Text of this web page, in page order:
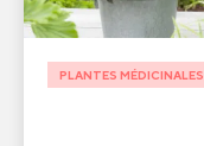
PLANTES MÉDICINALES